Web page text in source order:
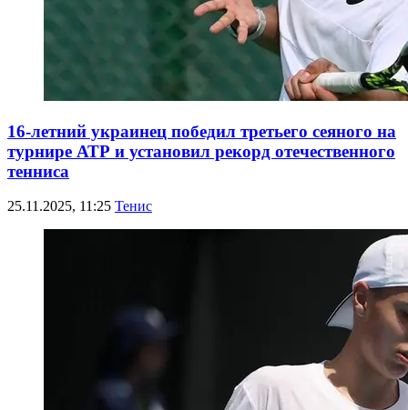
16-летний украинец победил третьего сеяного на
турнире АТР и установил рекорд отечественного
тенниса
25.11.2025, 11:25 Тенис